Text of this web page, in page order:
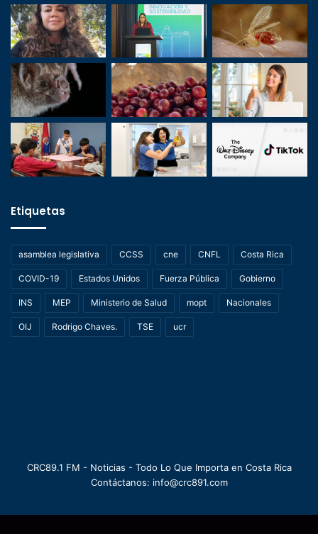
Etiquetas
asamblea legislativa CCSS cne CNFL Costa Rica
COVID-19 Estados Unidos Fuerza Pública Gobierno
INS MEP Ministerio de Salud mopt Nacionales
OIJ Rodrigo Chaves. TSE ucr
CRC89.1 FM - Noticias - Todo Lo Que Importa en Costa Rica
Contáctanos: info@crc891.com